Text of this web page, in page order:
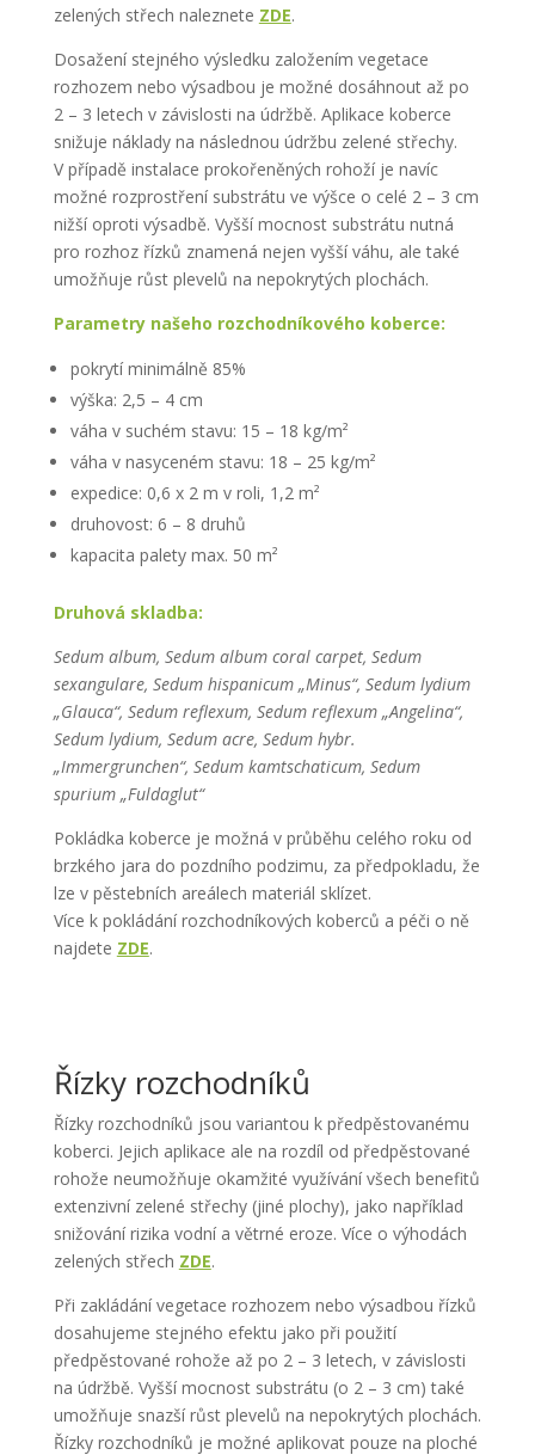
zelených střech naleznete ZDE.
Dosažení stejného výsledku založením vegetace
rozhozem nebo výsadbou je možné dosáhnout až po
2 – 3 letech v závislosti na údržbě. Aplikace koberce
snižuje náklady na následnou údržbu zelené střechy.
V případě instalace prokořeněných rohoží je navíc
možné rozprostření substrátu ve výšce o celé 2 – 3 cm
nižší oproti výsadbě. Vyšší mocnost substrátu nutná
pro rozhoz řízků znamená nejen vyšší váhu, ale také
umožňuje růst plevelů na nepokrytých plochách.
Parametry našeho rozchodníkového koberce:
pokrytí minimálně 85%
výška: 2,5 – 4 cm
váha v suchém stavu: 15 – 18 kg/m²
váha v nasyceném stavu: 18 – 25 kg/m²
expedice: 0,6 x 2 m v roli, 1,2 m²
druhovost: 6 – 8 druhů
kapacita palety max. 50 m²
Druhová skladba:
Sedum album, Sedum album coral carpet, Sedum
sexangulare, Sedum hispanicum „Minus“, Sedum lydium
„Glauca“, Sedum reflexum, Sedum reflexum „Angelina“,
Sedum lydium, Sedum acre, Sedum hybr.
„Immergrunchen“, Sedum kamtschaticum, Sedum
spurium „Fuldaglut“
Pokládka koberce je možná v průběhu celého roku od
brzkého jara do pozdního podzimu, za předpokladu, že
lze v pěstebních areálech materiál sklízet.
Více k pokládání rozchodníkových koberců a péči o ně
najdete ZDE.
Řízky rozchodníků
Řízky rozchodníků jsou variantou k předpěstovanému
koberci. Jejich aplikace ale na rozdíl od předpěstované
rohože neumožňuje okamžité využívání všech benefitů
extenzivní zelené střechy (jiné plochy), jako například
snižování rizika vodní a větrné eroze. Více o výhodách
zelených střech ZDE.
Při zakládání vegetace rozhozem nebo výsadbou řízků
dosahujeme stejného efektu jako při použití
předpěstované rohože až po 2 – 3 letech, v závislosti
na údržbě. Vyšší mocnost substrátu (o 2 – 3 cm) také
umožňuje snazší růst plevelů na nepokrytých plochách.
Řízky rozchodníků je možné aplikovat pouze na ploché